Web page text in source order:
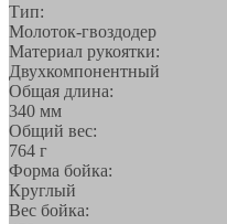
Тип:
Молоток-гвоздодер
Материал рукоятки:
Двухкомпонентный
Общая длина:
340 мм
Общий вес:
764 г
Форма бойка:
Круглый
Вес бойка: